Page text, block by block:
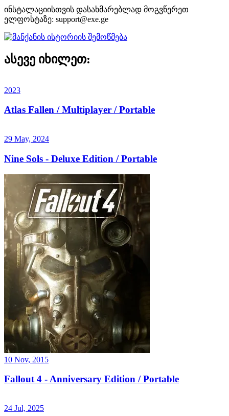
ინსტალაციისთვის დასახმარებლად მოგვწერეთ
ელფოსტაზე: support@exe.ge
ასევე იხილეთ:
2023
Atlas Fallen / Multiplayer / Portable
29 May, 2024
Nine Sols - Deluxe Edition / Portable
10 Nov, 2015
Fallout 4 - Anniversary Edition / Portable
24 Jul, 2025